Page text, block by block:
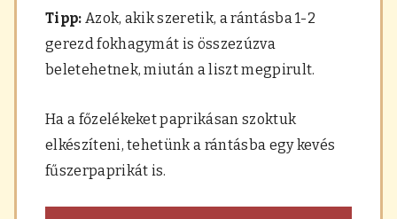
Tipp: Azok, akik szeretik, a rántásba 1-2
gerezd fokhagymát is összezúzva
beletehetnek, miután a liszt megpirult.
Ha a főzelékeket paprikásan szoktuk
elkészíteni, tehetünk a rántásba egy kevés
fűszerpaprikát is.